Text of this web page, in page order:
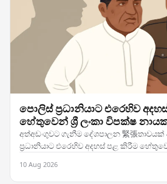
පොලිස් ප්‍රධානියාට එරෙහිව
හේතුවෙන් ශ්‍රී ලංකා විපක්ෂ
අත්අඩංගුවට ගැනීම දේශපාලන 緊張
ප්‍රධානියාට එරෙහිව අදහස් පළ කිරීම
10 Aug 2026